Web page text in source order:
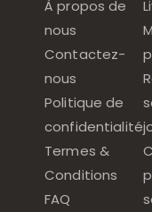
À propos de
nous
Contactez-
nous
Politique de
confidentialité
Termes &
Conditions
FAQ